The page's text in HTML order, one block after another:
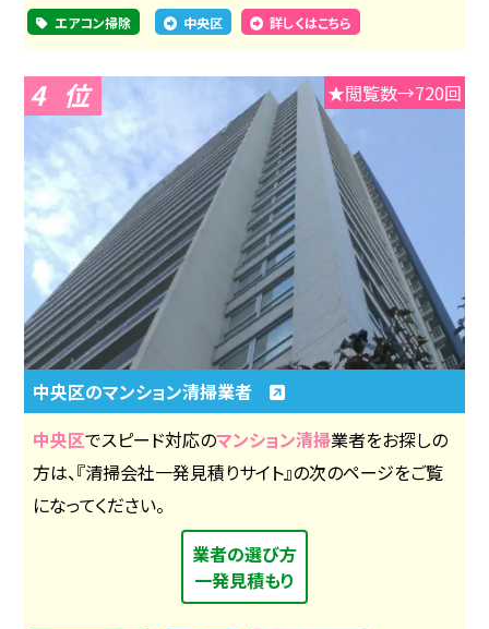
エアコン掃除 中央区 詳しくはこちら
4 ★閲覧数→720回
中央区のマンション清掃業者
中央区でスピード対応のマンション清掃業者をお探しの
方は、『清掃会社一発見積りサイト』の次のページをご覧
になってください。
業者の選び方
一発見積もり